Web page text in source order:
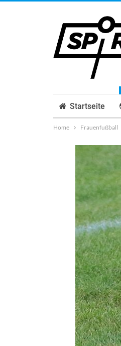
Startseite
Home Frauenfußball